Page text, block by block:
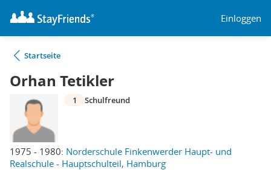
Einloggen
Startseite
Orhan Tetikler
1975 - 1980: Norderschule Finkenwerder Haupt- und
Realschule - Hauptschulteil, Hamburg
1 Schulfreund